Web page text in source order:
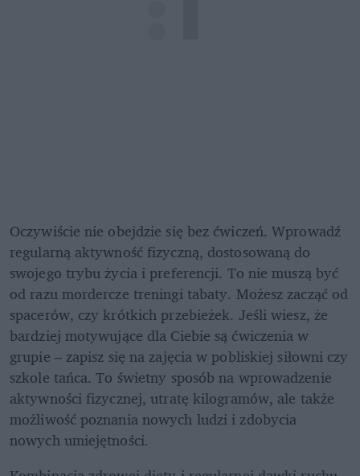
Oczywiście nie obejdzie się bez ćwiczeń. Wprowadź
regularną aktywność fizyczną, dostosowaną do
swojego trybu życia i preferencji. To nie muszą być
od razu mordercze treningi tabaty. Możesz zacząć od
spacerów, czy krótkich przebieżek. Jeśli wiesz, że
bardziej motywujące dla Ciebie są ćwiczenia w
grupie – zapisz się na zajęcia w pobliskiej siłowni czy
szkole tańca. To świetny sposób na wprowadzenie
aktywności fizycznej, utratę kilogramów, ale także
możliwość poznania nowych ludzi i zdobycia
nowych umiejętności.